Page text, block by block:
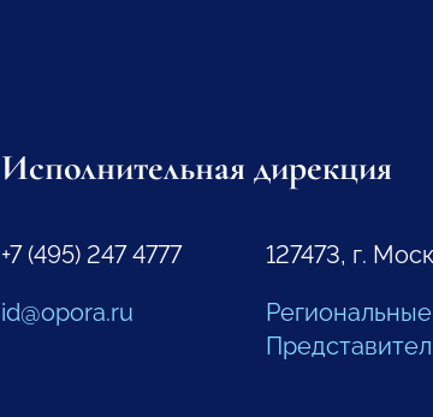
Исполнительная дирекция
+7 (495) 247 4777
id@opora.ru
127473, г.